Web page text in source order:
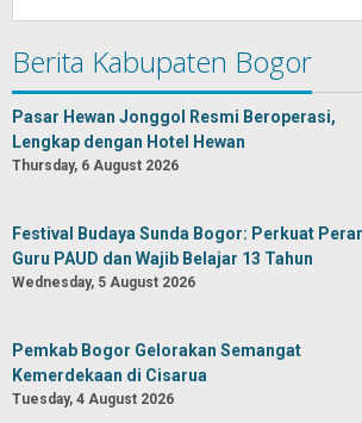
Berita Kabupaten Bogor
Pasar Hewan Jonggol Resmi Beroperasi,
Lengkap dengan Hotel Hewan
Thursday, 6 August 2026
Festival Budaya Sunda Bogor: Perkuat
Guru PAUD dan Wajib Belajar 13 Tahun
Wednesday, 5 August 2026
Pemkab Bogor Gelorakan Semangat
Kemerdekaan di Cisarua
Tuesday, 4 August 2026